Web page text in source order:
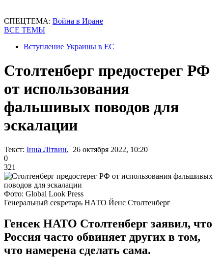
СПЕЦТЕМА: Война в Иране
ВСЕ ТЕМЫ
Вступление Украины в ЕС
Столтенберг предостерег РФ
от использования
фальшивых поводов для
эскалации
Текст: Інна Літвин, 26 октября 2022, 10:20
0
321
Фото: Global Look Press
Генеральный секретарь НАТО Йенс Столтенберг
Генсек НАТО Столтенберг заявил, что
Россия часто обвиняет других в том,
что намерена сделать сама.